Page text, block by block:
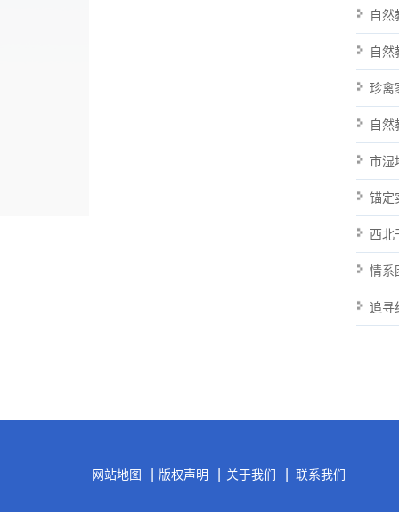
自然
自
珍禽
自然
市湿
锚定
西北
情系
追寻
网站地图 版权声明 关于我们 联系我们